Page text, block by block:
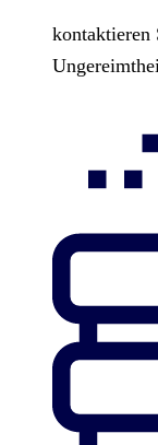
kontaktieren